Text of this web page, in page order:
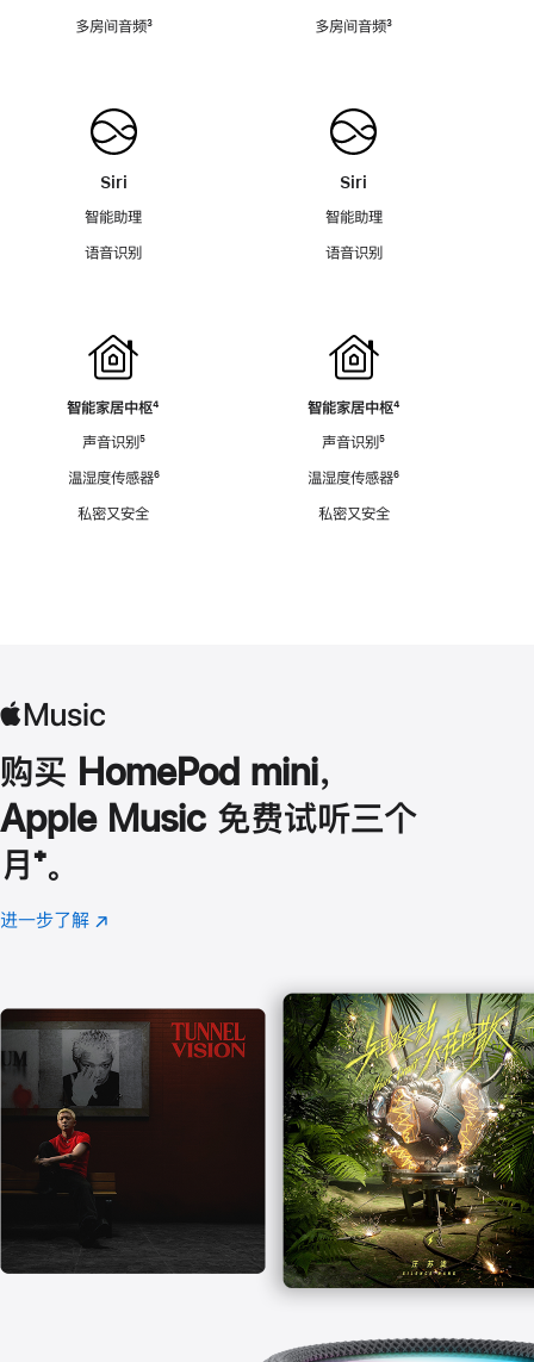
多房间音频脚
³
Siri
智能助理
语音识别
智能家居中枢脚
⁴
声音识别脚
⁵
温湿度传感器脚
⁶
私密又安全
多房间音频脚
³
Siri
智能助理
语音识别
智能家居中枢脚
⁴
声音识别脚
⁵
温湿度传感器脚
⁶
私密又安全
购买 HomePod mini，
Apple Music 免费试听三个
月 脚
注
⁺。
进一步了解 Apple
(在
口
中
打
开)